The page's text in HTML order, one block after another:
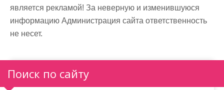
является рекламой! За неверную и изменившуюся
информацию Администрация сайта ответственность
не несет.
Поиск по сайту